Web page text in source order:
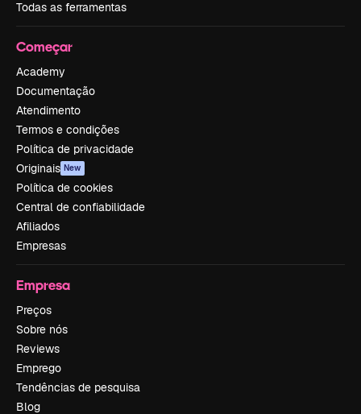
Todas as ferramentas
Começar
Academy
Documentação
Atendimento
Termos e condições
Política de privacidade
Originais New
Política de cookies
Central de confiabilidade
Afiliados
Empresas
Empresa
Preços
Sobre nós
Reviews
Emprego
Tendências de pesquisa
Blog